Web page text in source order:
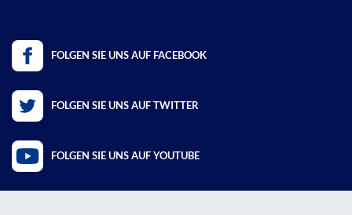
FOLGEN SIE UNS AUF FACEBOOK
FOLGEN SIE UNS AUF TWITTER
FOLGEN SIE UNS AUF YOUTUBE